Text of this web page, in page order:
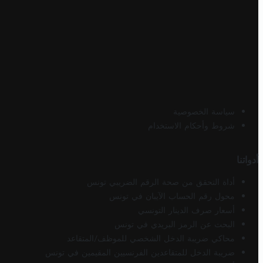
سياسة الخصوصية
شروط وأحكام الاستخدام
أدواتنا
أداة التحقق من صحة الرقم الضريبي تونس
محول رقم الحساب الآيبان في تونس
أسعار صرف الدينار التونسي
البحث عن الرمز البريدي في تونس
محاكي ضريبة الدخل الشخصي للموظف/المتقاعد
ضريبة الدخل للمتقاعدين الفرنسيين المقيمين في تونس